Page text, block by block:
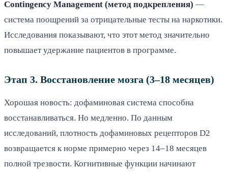
Contingency Management (метод подкрепления) —
система поощрений за отрицательные тесты на наркотики.
Исследования показывают, что этот метод значительно
повышает удержание пациентов в программе.
Этап 3. Восстановление мозга (3–18 месяцев)
Хорошая новость: дофаминовая система способна
восстанавливаться. Но медленно. По данным
исследований, плотность дофаминовых рецепторов D2
возвращается к норме примерно через 14–18 месяцев
полной трезвости. Когнитивные функции начинают